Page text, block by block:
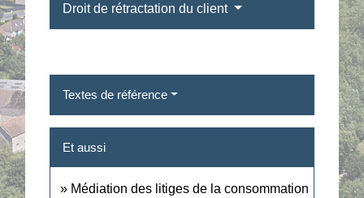
Droit de rétractation du client
Textes de référence
Et aussi
Médiation des litiges de la consommation